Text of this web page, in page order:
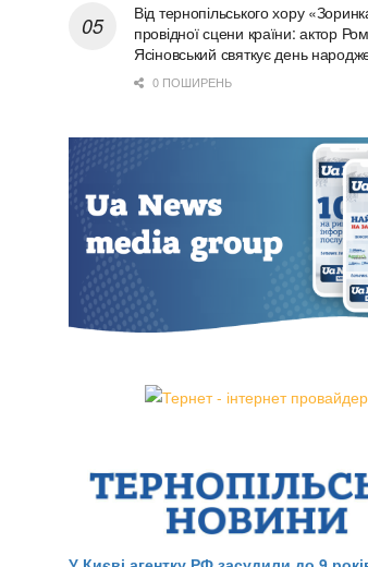
Від тернопільського хору
провідної сцени країни: актор
Ясіновський святкує день
0 ПОШИРЕНЬ